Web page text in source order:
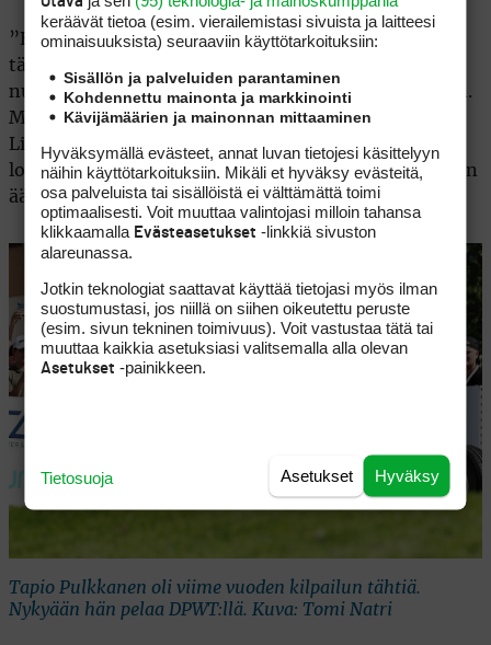
”Hän tuli vuonna 2016 ensimmäiseen kilpailuunsa
täällä mopoautolla paikalle. Katselin eläväistä
nuorukaista ja ihmettelin, että mikäs kaveri tämä on.
Monet sanoivat, että parin kolmen vuoden päästä
Lindell pelaa isoimmissa kinkereissä. Siihen meni
lopulta paljon enemmän aikaa, mikä kertoo kiertueen
äärimmäisen kovasta tasosta”, Hautala muistelee.
Tapio Pulkkanen oli viime vuoden kilpailun tähtiä.
Nykyään hän pelaa DPWT:llä. Kuva: Tomi Natri
keräävät tietoa (esim. vierailemis­tasi sivuista ja laitteesi
ominaisuuk­sista) seuraaviin käyttötarkoituksiin:
Sisällön ja palveluiden parantaminen
Kohdennettu mainonta ja markkinointi
Kävijämäärien ja mainonnan mittaaminen
Hyväksymällä evästeet, annat luvan tietojesi käsittelyyn
näihin käyttötarkoituksiin. Mikäli et hyväksy evästeitä,
osa palveluista tai sisällöistä ei välttämättä toimi
optimaalisesti. Voit muuttaa valintojasi milloin tahansa
klikkaamalla Evästeasetukset -linkkiä sivuston
alareunassa.
Jotkin teknologiat saattavat käyttää tietojasi myös ilman
suostumustasi, jos niillä on siihen oikeutettu peruste
(esim. sivun tekninen toimivuus). Voit vastustaa tätä tai
muuttaa kaikkia asetuksiasi valitsemalla alla olevan
Asetukset -painikkeen.
Hyväksy
Asetukset
Tietosuoja